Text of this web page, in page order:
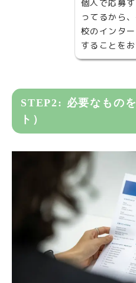
個人で応募
ってるから
校のインタ
することを
STEP2: 必要なもの
ト）